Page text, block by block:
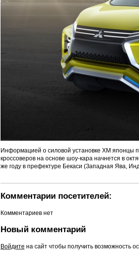
Информацией о силовой установке XM японцы
кроссоверов на основе шоу-кара начнется в
же году в префектуре Бекаси (Западная Ява,
Комментарии посетителей:
Комментариев нет
Новый комментарий
Войдите на сайт чтобы получить возможность